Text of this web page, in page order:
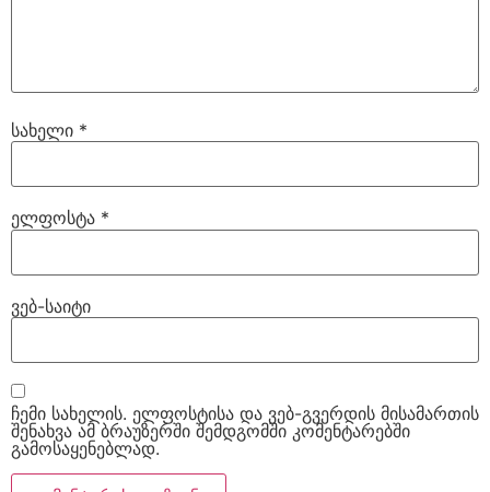
სახელი *
ელფოსტა *
ვებ-საიტი
ჩემი სახელის. ელფოსტისა და ვებ-გვერდის მისამართის
შენახვა ამ ბრაუზერში შემდგომში კომენტარებში
გამოსაყენებლად.